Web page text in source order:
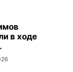
в ходе